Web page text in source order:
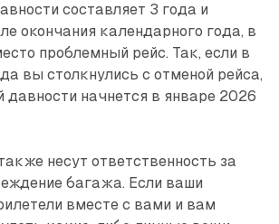
составляет 3 года и
окончания календарного года, в
проблемный рейс. Так, если в
вы столкнулись с отменой рейса,
давности начнется в январе 2026
несут ответственность за
багажа. Если ваши
вместе с вами и вам